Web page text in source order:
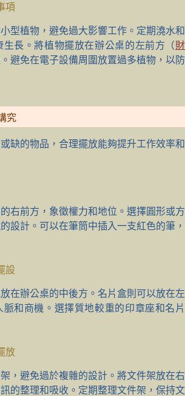
項
型植物，避免過大影響工作。定期澆水和
長。將植物擺放在辦公桌的左前方（財
避免在電子設備周圍放置過多植物，以防
究
缺的物品，合理擺放能夠提升工作效率和
右前方，象徵權力和地位。選擇圓形或方
設計。可以在筆筒中插入一支紅色的筆，
設
在辦公桌的中後方。名片盒則可以放在左
和商機。選擇質地較重的印章座和名片
放
，避免過於複雜的設計。將文件架放在右
的整理和吸收。定期整理文件架，保持文